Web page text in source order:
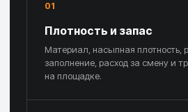
01
Плотность и запас
Материал, насыпная плотность,
заполнение, расход за смену и
на площадке.